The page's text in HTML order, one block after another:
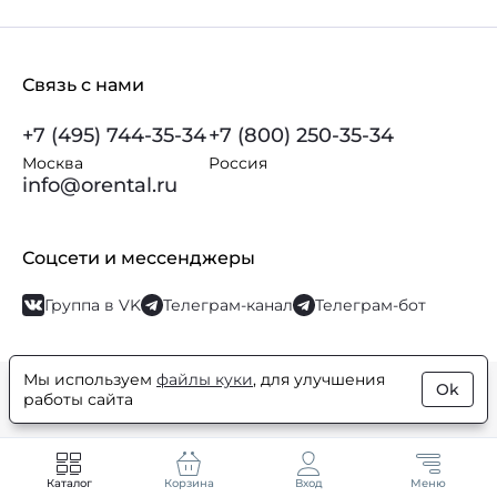
Связь с нами
+7 (495) 744-35-34
Москва
+7 (800) 250-35-34
Россия
info@orental.ru
Соцсети и мессенджеры
Группа в VK Телеграм-канал Телеграм-бот
© Orental.ru 2007–2026Интернет-магазин парфюмерии и
косметики
Каталог Корзина Вход Меню
Мы используем файлы куки, для улучшения
работы сайта
Ok